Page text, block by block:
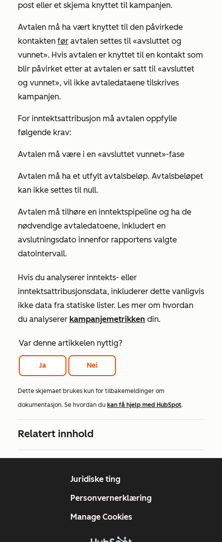
post eller et skjema knyttet til kampanjen.
Avtalen må ha vært knyttet til den påvirkede
kontakten før avtalen settes til «avsluttet og
vunnet». Hvis avtalen er knyttet til en kontakt som
blir påvirket etter at avtalen er satt til «avsluttet
og vunnet», vil ikke avtaledataene tilskrives
kampanjen.
For inntektsattribusjon må avtalen oppfylle
følgende krav:
Avtalen må være i en «avsluttet vunnet»-fase
Avtalen må ha et utfylt avtalsbeløp. Avtalsbeløpet
kan ikke settes til null.
Avtalen må tilhøre en inntektspipeline og ha de
nødvendige avtaledatoene, inkludert en
avslutningsdato innenfor rapportens valgte
datointervall.
Hvis du analyserer inntekts- eller
inntektsattribusjonsdata, inkluderer dette vanligvis
ikke data fra statiske lister. Les mer om hvordan
du analyserer kampanjemetrikken din.
Var denne artikkelen nyttig?
Ja Nei
Dette skjemaet brukes kun for tilbakemeldinger om
dokumentasjon. Se hvordan du kan få hjelp med HubSpot.
Relatert innhold
Juridiske ting
Personvernerklæring
Manage Cookies